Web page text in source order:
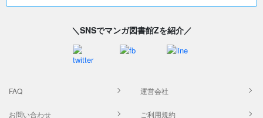
＼SNSでマンガ図書館Zを紹介／
FAQ 運営会社
お問い合わせ ご利用規約